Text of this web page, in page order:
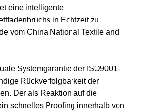
eine intelligente
in Echtzeit zu
vom China National Textile and
Systemgarantie der ISO9001-
Rückverfolgbarkeit der
Der als Reaktion auf die
schnelles Proofing innerhalb von